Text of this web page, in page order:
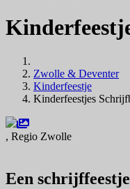
Zwolle & Deventer
Kinderfeestje
Kinderfeestjes
, Regio Zwolle
Een